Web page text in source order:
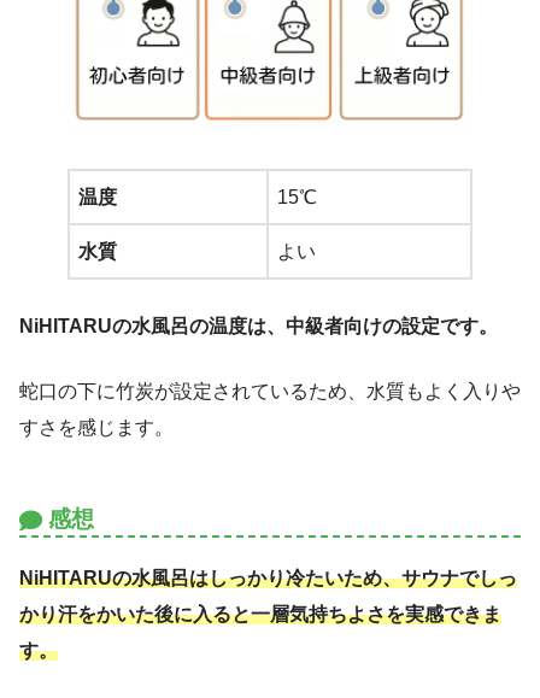
温度 15℃
水質 よい
NiHITARUの水風呂の温度は、中級者向けの設定です。
蛇口の下に竹炭が設定されているため、水質もよく入りや
すさを感じます。
感想
NiHITARUの水風呂はしっかり冷たいため、サウナでしっ
かり汗をかいた後に入ると一層気持ちよさを実感できま
す。